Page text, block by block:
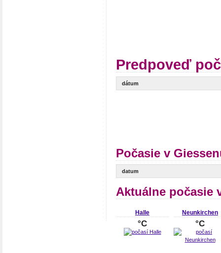
Predpoveď
dátum
Počasie v
datum
Aktuálne počasie
Halle
°C
Neunkirchen
°C